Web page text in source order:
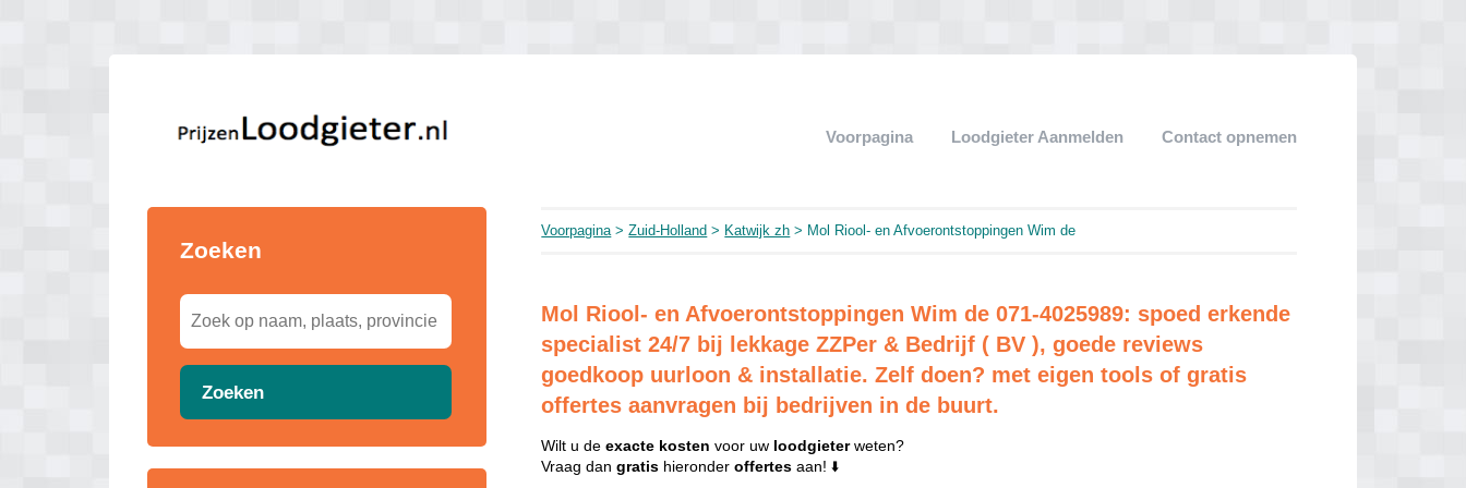
Voorpagina Loodgieter Aanmelden Contact opnemen
Zoeken
Zoeken
Voorpagina>Zuid-Holland > Katwijk zh > Mol Riool- en Afvoerontstoppingen Wim de
Mol Riool- en Afvoerontstoppingen Wim de 071-4025989: spoed erkende
specialist 24/7 bij lekkage ZZPer & Bedrijf ( BV ), goede reviews
goedkoop uurloon & installatie. Zelf doen? met eigen tools of gratis
offertes aanvragen bij bedrijven in de buurt.
Wilt u deexacte kosten voor uw loodgieterweten?
Vraag dangratis hieronderoffertes aan! ⬇️